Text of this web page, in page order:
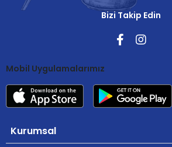
Bizi Takip Edin
Mobil Uygulamalarımız
Kurumsal